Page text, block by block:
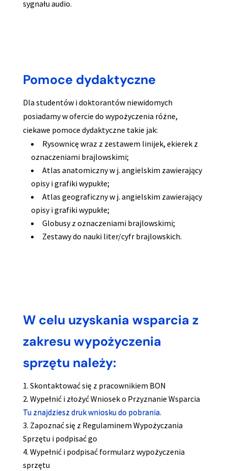
sygnału audio.
Pomoce dydaktyczne
Dla studentów i doktorantów niewidomych
posiadamy w ofercie do wypożyczenia różne,
ciekawe pomoce dydaktyczne takie jak:
Rysownicę wraz z zestawem linijek, ekierek z
oznaczeniami brajlowskimi;
Atlas anatomiczny w j. angielskim zawierający
opisy i grafiki wypukłe;
Atlas geograficzny w j. angielskim zawierający
opisy i grafiki wypukłe;
Globusy z oznaczeniami brajlowskimi;
Zestawy do nauki liter/cyfr brajlowskich.
W celu uzyskania wsparcia z
zakresu wypożyczenia
sprzętu należy:
Skontaktować się z pracownikiem BON
Wypełnić i złożyć Wniosek o Przyznanie Wsparcia
Tu znajdziesz druk wniosku do pobrania.
Zapoznać się z Regulaminem Wypożyczania
Sprzętu i podpisać go
Wypełnić i podpisać formularz wypożyczenia
sprzętu